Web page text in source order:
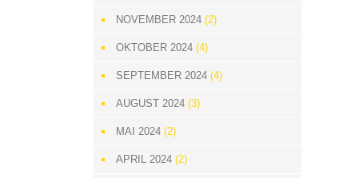
NOVEMBER 2024(2)
OKTOBER 2024(4)
SEPTEMBER 2024(4)
AUGUST 2024(3)
MAI 2024(2)
APRIL 2024(2)